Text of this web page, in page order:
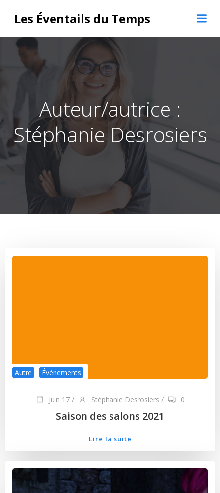
au
contenu
Les Éventails du Temps
Auteur/autrice :
Stéphanie Desrosiers
Autre Événements
Juin 17 / Stéphanie Desrosiers / 0
Saison des salons 2021
Lire la suite